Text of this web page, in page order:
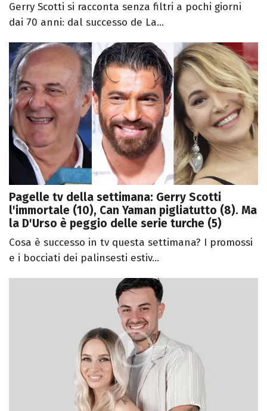
Gerry Scotti si racconta senza filtri a pochi giorni
dai 70 anni: dal successo de La...
Pagelle tv della settimana: Gerry Scotti
l'immortale (10), Can Yaman pigliatutto (8). Ma
la D'Urso è peggio delle serie turche (5)
Cosa è successo in tv questa settimana? I promossi
e i bocciati dei palinsesti estiv...